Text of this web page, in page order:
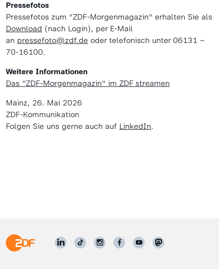
Pressefotos
Pressefotos zum "ZDF-Morgenmagazin" erhalten Sie als
Download (nach Login), per E-Mail
an pressefoto@zdf.de oder telefonisch unter 06131 –
70-16100.
Weitere Informationen
Das "ZDF-Morgenmagazin" im ZDF streamen
Mainz, 26. Mai 2026
ZDF-Kommunikation
Folgen Sie uns gerne auch auf LinkedIn.